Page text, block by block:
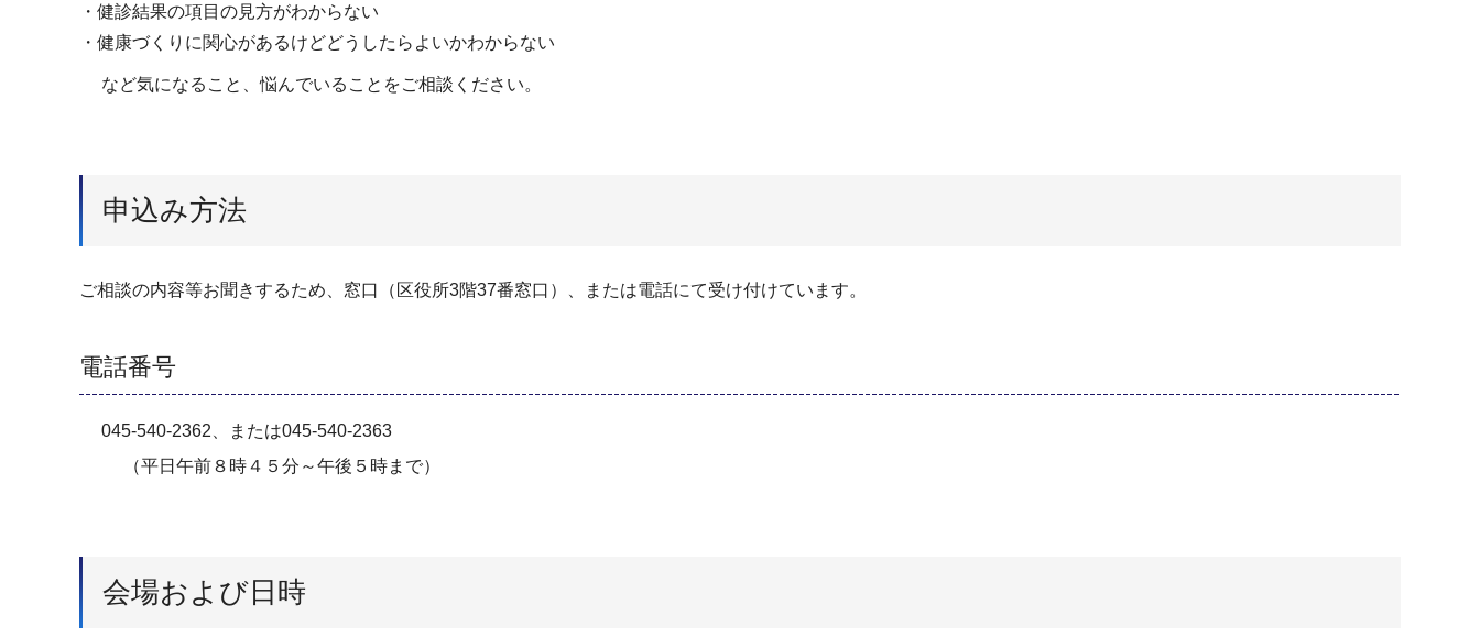
・健診結果の項目の見方がわからない
・健康づくりに関心があるけどどうしたらよいかわからない
など気になること、悩んでいることをご相談ください。
申込み方法
ご相談の内容等お聞きするため、窓口（区役所3階37番窓口）、または電話にて受け付けています。
電話番号
045-540-2362、または045-540-2363
（平日午前８時４５分～午後５時まで）
会場および日時